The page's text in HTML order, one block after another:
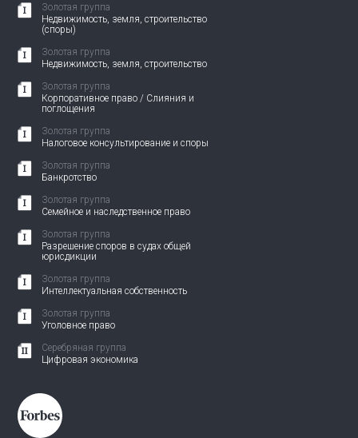
Золотая группа
Недвижимость, земля, строительство
(споры)
Золотая группа
Недвижимость, земля, строительство
Золотая группа
Корпоративное право / Слияния и
поглощения
Золотая группа
Налоговое консультирование и споры
Золотая группа
Банкротство
Золотая группа
Семейное и наследственное право
Золотая группа
Разрешение споров в судах общей
юрисдикции
Золотая группа
Интеллектуальная собственность
Золотая группа
Уголовное право
Серебряная группа
Цифровая экономика